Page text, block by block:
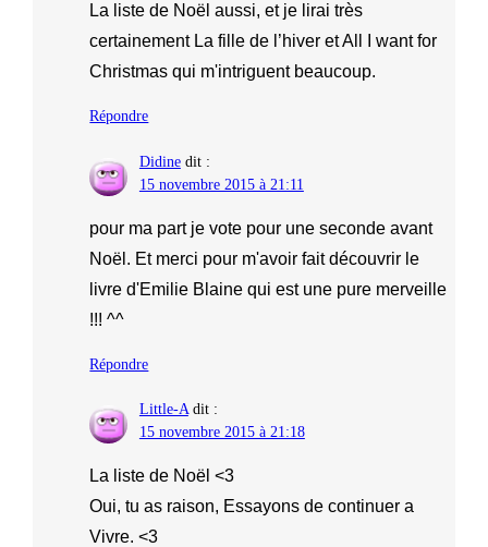
La liste de Noël aussi, et je lirai très
certainement La fille de l’hiver et All I want for
Christmas qui m'intriguent beaucoup.
Répondre
Didine dit :
15 novembre 2015 à 21:11
pour ma part je vote pour une seconde avant
Noël. Et merci pour m'avoir fait découvrir le
livre d'Emilie Blaine qui est une pure merveille
!!! ^^
Répondre
Little-A dit :
15 novembre 2015 à 21:18
La liste de Noël <3
Oui, tu as raison, Essayons de continuer a
Vivre. <3